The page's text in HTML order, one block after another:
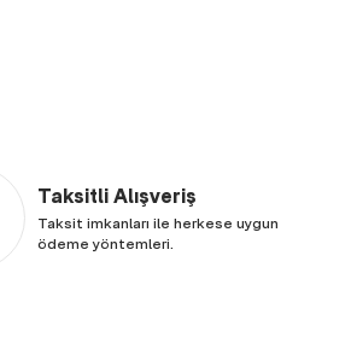
Taksitli Alışveriş
Taksit imkanları ile herkese uygun
ödeme yöntemleri.